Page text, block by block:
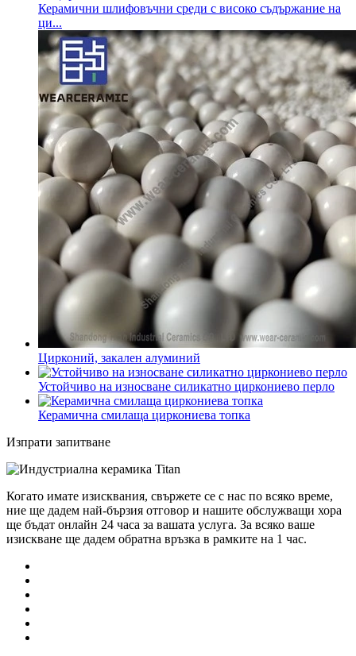
Керамични шлифовъчни среди с високо съдържание на
ци...
Цирконий, закален алуминий
Устойчиво на износване силикатно циркониево перло
Керамична смилаща циркониева топка
Изпрати запитване
Когато имате изисквания, свържете се с нас по всяко време,
ние ще дадем най-бързия отговор и нашите обслужващи хора
ще бъдат онлайн 24 часа за вашата услуга. За всяко ваше
изискване ще дадем обратна връзка в рамките на 1 час.